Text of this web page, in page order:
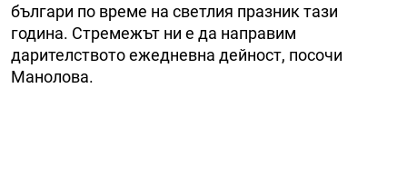
българи по време на светлия празник тази
година. Стремежът ни е да направим
дарителството ежедневна дейност, посочи
Манолова.